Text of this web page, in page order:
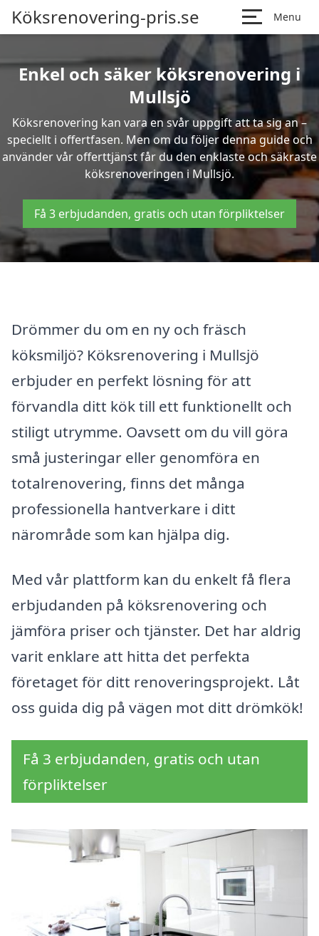
Köksrenovering-pris.se Menu
Enkel och säker köksrenovering i
Mullsjö
Köksrenovering kan vara en svår uppgift att ta sig an –
speciellt i offertfasen. Men om du följer denna guide och
använder vår offerttjänst får du den enklaste och säkraste
köksrenoveringen i Mullsjö.
Få 3 erbjudanden, gratis och utan förpliktelser
Drömmer du om en ny och fräsch
köksmiljö? Köksrenovering i Mullsjö
erbjuder en perfekt lösning för att
förvandla ditt kök till ett funktionellt och
stiligt utrymme. Oavsett om du vill göra
små justeringar eller genomföra en
totalrenovering, finns det många
professionella hantverkare i ditt
närområde som kan hjälpa dig.
Med vår plattform kan du enkelt få flera
erbjudanden på köksrenovering och
jämföra priser och tjänster. Det har aldrig
varit enklare att hitta det perfekta
företaget för ditt renoveringsprojekt. Låt
oss guida dig på vägen mot ditt drömkök!
Få 3 erbjudanden, gratis och utan
förpliktelser